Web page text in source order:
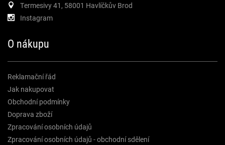
Termesivy 41, 58001 Havlíčkův Brod
Instagram
O nákupu
Reklamační řád
Jak nakupovat
Obchodní podmínky
Doprava zboží
Zpracování osobních údajů
Zpracování osobních údajů - obchodní sdělení